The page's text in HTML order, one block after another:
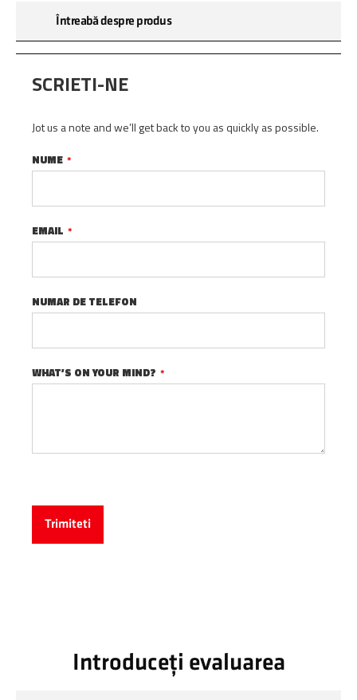
Întreabă despre produs
SCRIETI-NE
Jot us a note and we’ll get back to you as quickly as possible.
NUME
EMAIL
NUMAR DE TELEFON
WHAT’S ON YOUR MIND?
Trimiteti
Introduceți evaluarea